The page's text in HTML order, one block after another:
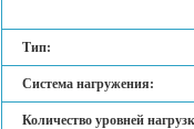
Тип:
Система нагружения:
Количество уровней